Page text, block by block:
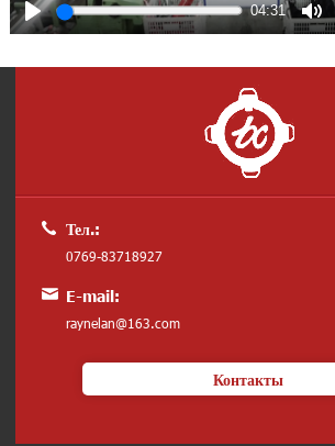
Play
04:31
Тел.:
0769-83718927
E-mail:
raynelan@163.com
Контакты